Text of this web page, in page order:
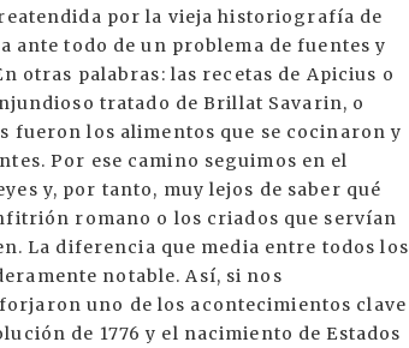
por la vieja historiografía de
ante todo de un problema de fuentes y
otras palabras: las recetas de Apicius o
tratado de Brillat Savarin, o
fueron los alimentos que se cocinaron y
Por ese camino seguimos en el
y, por tanto, muy lejos de saber qué
romano o los criados que servían
La diferencia que media entre todos los
notable. Así, si nos
uno de los acontecimientos clave
de 1776 y el nacimiento de Estados